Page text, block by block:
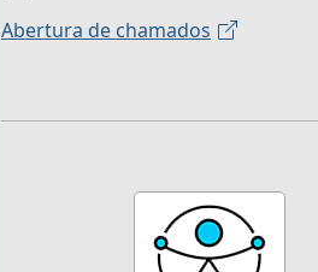
Abertura de chamados